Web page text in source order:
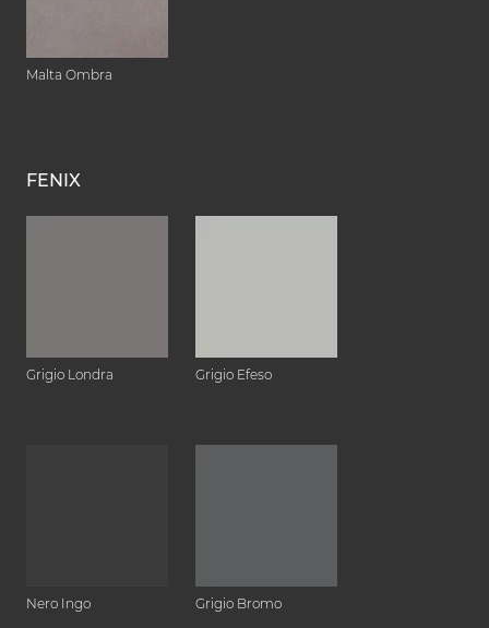
Malta Ombra
FENIX
Grigio Londra Grigio Efeso
Nero Ingo Grigio Bromo